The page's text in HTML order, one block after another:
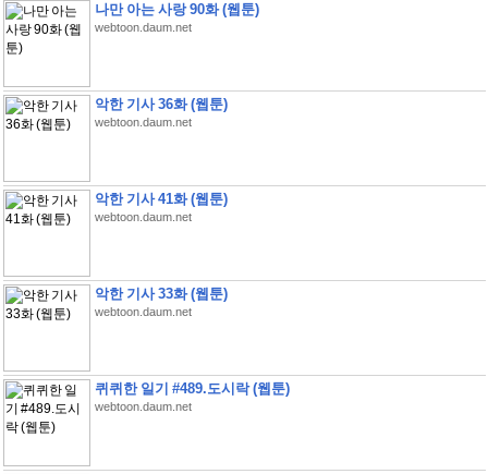
나만 아는 사랑 90화 (웹툰)
webtoon.daum.net
악한 기사 36화 (웹툰)
webtoon.daum.net
악한 기사 41화 (웹툰)
webtoon.daum.net
악한 기사 33화 (웹툰)
webtoon.daum.net
퀴퀴한 일기 #489.도시락 (웹툰)
webtoon.daum.net